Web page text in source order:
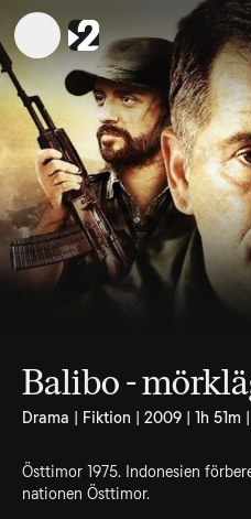
Balibo -
Drama | Fiktion | 2009 | 1h 51m
Östtimor 1975. Indonesien
nationen Östtimor.